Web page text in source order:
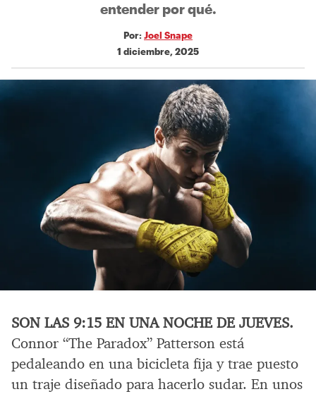
entender por qué.
Por: Joel Snape
1 diciembre, 2025
SON LAS 9:15 EN UNA NOCHE DE JUEVES.
Connor “The Paradox” Patterson está
pedaleando en una bicicleta fija y trae puesto
un traje diseñado para hacerlo sudar. En unos